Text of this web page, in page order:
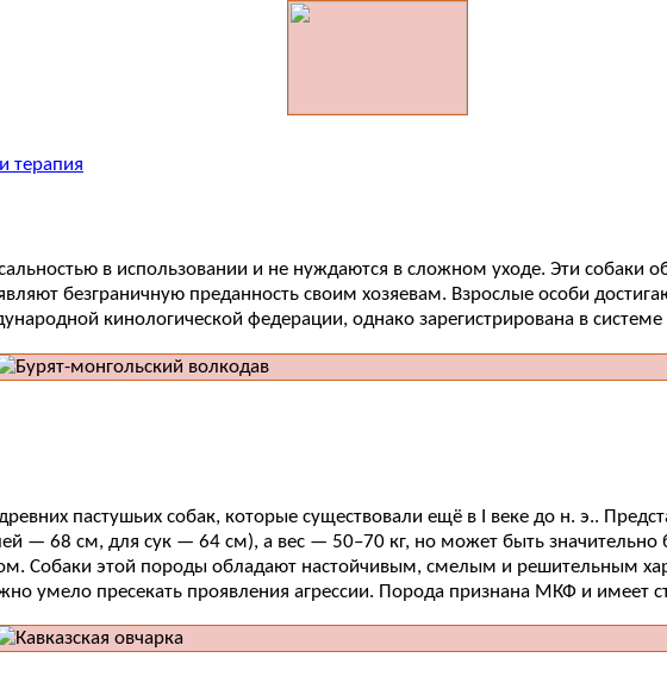
терапия
в использовании и не нуждаются в сложном уходе. Эти собаки
безграничную преданность своим хозяевам. Взрослые особи
кинологической федерации, однако зарегистрирована в системе
пастушьих собак, которые существовали ещё в I веке до н. э..
— 68 см, для сук — 64 см), а вес — 50–70 кг, но может быть значительно
Собаки этой породы обладают настойчивым, смелым и решительным
умело пресекать проявления агрессии. Порода признана МКФ и имеет